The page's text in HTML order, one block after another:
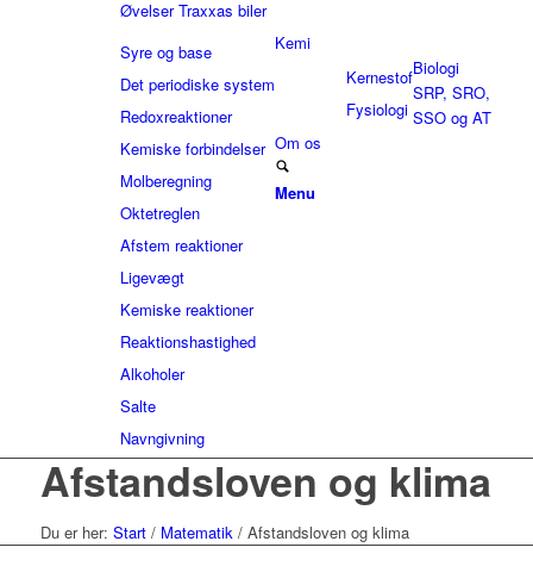
Øvelser Traxxas biler
Kemi
Syre og base
Det periodiske system
Redoxreaktioner
Kemiske forbindelser
Molberegning
Oktetreglen
Afstem reaktioner
Ligevægt
Kemiske reaktioner
Reaktionshastighed
Alkoholer
Salte
Navngivning
Biologi
Kernestof
Fysiologi
SRP, SRO,
SSO og AT
Om os
Menu
Afstandsloven og klima
Du er her: Start / Matematik / Afstandsloven og klima